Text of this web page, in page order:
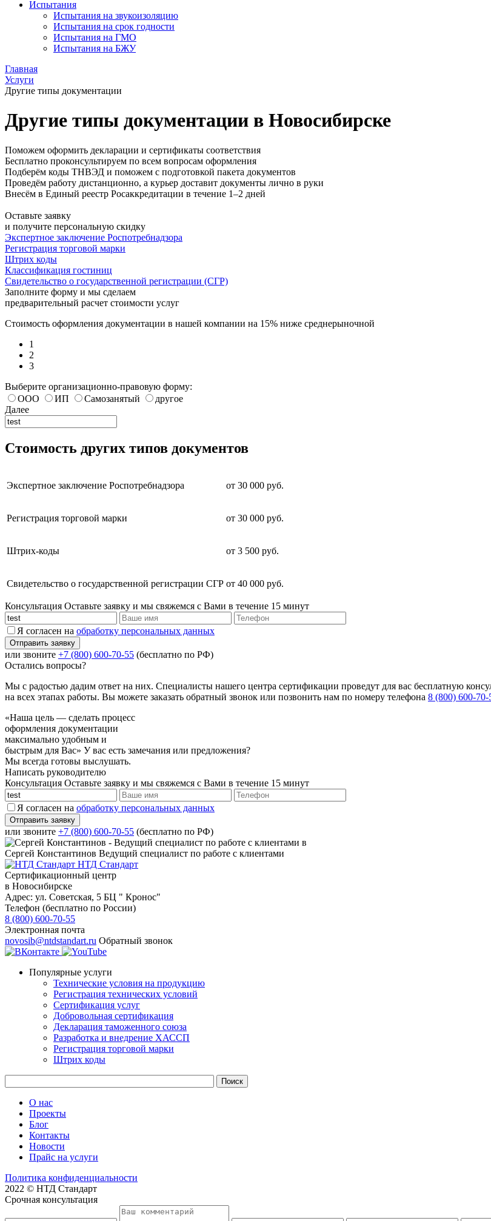
Испытания
Испытания на звукоизоляцию
Испытания на срок годности
Испытания на ГМО
Испытания на БЖУ
Главная
Услуги
Другие типы документации
Другие типы документации в Новосибирске
Поможем оформить декларации и сертификаты соответствия
Бесплатно проконсультируем по всем вопросам оформления
Подберём коды ТНВЭД и поможем с подготовкой пакета документов
Проведём работу дистанционно, а курьер доставит документы лично в руки
Внесём в Единый реестр Росаккредитации в течение 1–2 дней
Оставьте заявку
и получите персональную скидку
Экспертное заключение Роспотребнадзора
Регистрация торговой марки
Штрих коды
Классификация гостиниц
Свидетельство о государственной регистрации (СГР)
Заполните форму и мы сделаем
предварительный расчет стоимости услуг
Стоимость оформления документации в нашей компании на 15% ниже среднерыночной
1
2
3
Выберите организационно-правовую форму:
ООО
ИП Самозанятый
другое
Далее
Стоимость других типов документов
Экспертное заключение Роспотребнадзора от 30 000 руб.
Регистрация торговой марки от 30 000 руб.
Штрих-коды от 3 500 руб.
Свидетельство о государственной регистрации СГР от 40 000 руб.
Консультация Оставьте заявку и мы свяжемся с Вами в течение 15 минут
Я согласен на обработку персональных данных
или звоните +7 (800) 600-70-55 (бесплатно по РФ)
Остались вопросы?
Мы с радостью дадим ответ на них. Специалисты нашего центра сертификации проведут для вас бесплатную
на всех этапах работы. Вы можете заказать обратный звонок или позвонить нам по номеру телефона 8 (800) 600-70-
«Наша цель — сделать процесс
оформления документации
максимально удобным и
быстрым для Вас» У вас есть замечания или предложения?
Мы всегда готовы выслушать.
Написать руководителю
Консультация Оставьте заявку и мы свяжемся с Вами в течение 15 минут
Я согласен на обработку персональных данных
или звоните +7 (800) 600-70-55 (бесплатно по РФ)
Сергей Константинов Ведущий специалист по работе с клиентами
НТД Стандарт
Сертификационный центр
в Новосибирске
Адрес: ул. Советская, 5 БЦ " Кронос"
Телефон (бесплатно по России)
8 (800) 600-70-55
Электронная почта
novosib@ntdstandart.ru Обратный звонок
Популярные услуги
Технические условия на продукцию
Регистрация технических условий
Сертификация услуг
Добровольная сертификация
Декларация таможенного союза
Разработка и внедрение ХАССП
Регистрация торговой марки
Штрих коды
О нас
Проекты
Блог
Контакты
Новости
Прайс на услуги
Политика конфиденциальности
2022 © НТД Стандарт
Срочная консультация